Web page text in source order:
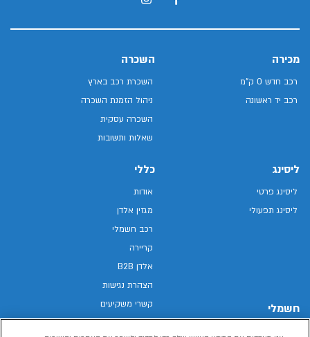
מכירה
רכב חדש 0 ק"מ
רכב יד ראשונה
השכרה
השכרת רכב בארץ
ניהול הזמנת השכרה
השכרה עסקית
שאלות ותשובות
ליסינג
ליסינג פרטי
ליסינג תפעולי
חשמלי
כללי
אודות
מגזין אלדן
רכב חשמלי
קריירה
אלדן B2B
הצהרת נגישות
קשרי משקיעים
מפת האתר